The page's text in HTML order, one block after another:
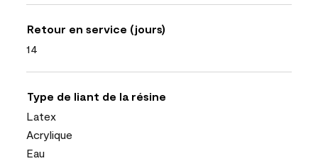
Retour en service (jours)
14
Type de liant de la résine
Latex
Acrylique
Eau